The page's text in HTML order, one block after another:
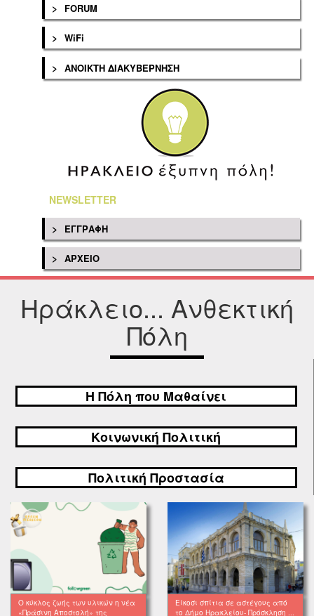
> FORUM
> WiFi
> ΑΝΟΙΚΤΗ ΔΙΑΚΥΒΕΡΝΗΣΗ
NEWSLETTER
> ΕΓΓΡΑΦΗ
> ΑΡΧΕΙΟ
Ηράκλειο... Ανθεκτική
Πόλη
Η Πόλη που Μαθαίνει
Κοινωνική Πολιτική
Πολιτική Προστασία
Ο κύκλος ζωής των υλικών η νέα
«Πράσινη Αποστολή» της
Είκοσι σπίτια σε αστέγους από
το Δήμο Ηρακλείου- Πρόσκληση ...